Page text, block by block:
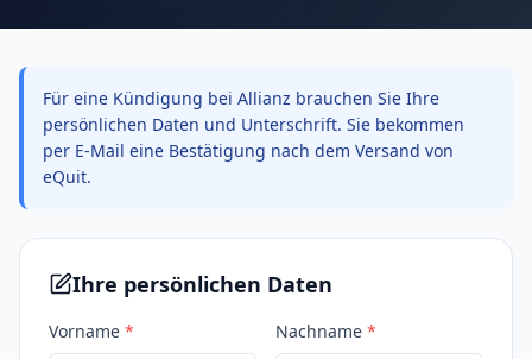
Für eine Kündigung bei Allianz brauchen Sie Ihre
persönlichen Daten und Unterschrift. Sie bekommen
per E-Mail eine Bestätigung nach dem Versand von
eQuit.
Ihre persönlichen Daten
Vorname * Nachname *